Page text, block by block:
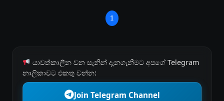
1
යාවත්කාලීන වන සැනින් දැනගැනීමට අපගේ Telegram
නාලිකාවට එකතු වන්න:
Join Telegram Channel